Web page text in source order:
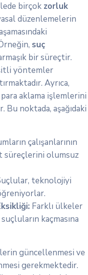
birçok zorluk
düzenlemelerin
suç
bir süreçtir.
yöntemler
Ayrıca,
aklama işlemlerini
Bu noktada, aşağıdaki
çalışanlarının
süreçlerini olumsuz
teknolojiyi
Farklı ülkeler
kaçmasına
güncellenmesi ve
gerekmektedir.